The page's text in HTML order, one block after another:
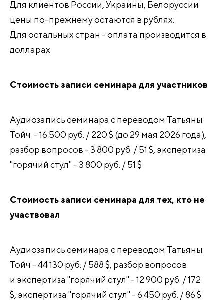
Для клиентов России, Украины, Белоруссии
цены по-прежнему остаются в рублях.
Для остальных стран - оплата производится в
долларах.
Стоимость записи семинара для участников
Аудиозапись семинара с переводом Татьяны
Тойч - 16 500 руб. / 220 $ (до 29 мая 2026 года),
разбор вопросов - 3 800 руб. / 51 $, экспертиза
"горячий стул" - 3 800 руб. / 51 $
Стоимость записи семинара для тех, кто не
участвовал
Аудиозапись семинара с переводом Татьяны
Тойч - 44 130 руб. / 588 $, разбор вопросов
и экспертиза "горячий стул" - 12 900 руб. / 172
$, экспертиза "горячий стул" - 6 450 руб. / 86 $